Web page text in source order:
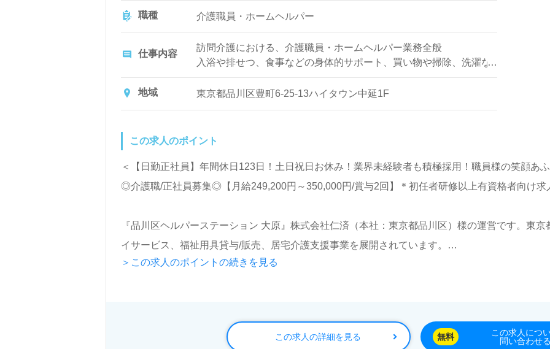
職種 介護職員・ホームヘルパー
仕事内容
訪問介護における、介護職員・ホームヘルパー業務全般
入浴や排せつ、食事などの身体的サポート、買い物や掃除、洗濯な
ど日常生活のサポートなど
地域
東京都品川区豊町6-25-13ハイタウン中延1F
この求人のポイント
＜【日勤正社員】年間休日123日！土日祝日お休み！業界未経験者も積極採用！職員様の笑顔あ
◎介護職/正社員募集◎【月給249,200円～350,000円/賞与2回】＊初任者研修以上有資格者向け求
『品川区ヘルパーステーション 大原』株式会社仁済（本社：東京都品川区）様の運営です。東
イサービス、福祉用具貸与/販売、居宅介護支援事業を展開されています。
いません。充実のOJT/研修制度、明るい職場環境、働きやすい環境面もうれしいポイント！『地
たい、訪問スタイルで寄り添いたい』『日勤正社員で働きたい』『転職で施設形態や環境を変え
＞この求人のポイントの続きを見る
この求人の詳細を見る 無料
この求人につ
問い合わせる